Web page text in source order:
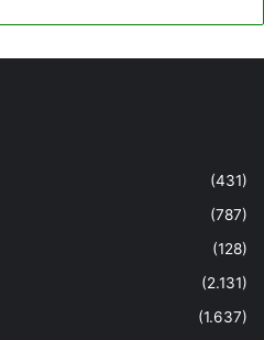
(431)
(787)
(128)
(2.131)
(1.637)